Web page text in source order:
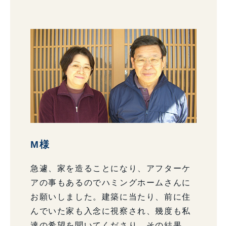
M様
急遽、家を造ることになり、アフターケ
アの事もあるのでハミングホームさんに
お願いしました。建築に当たり、前に住
んでいた家も入念に視察され、幾度も私